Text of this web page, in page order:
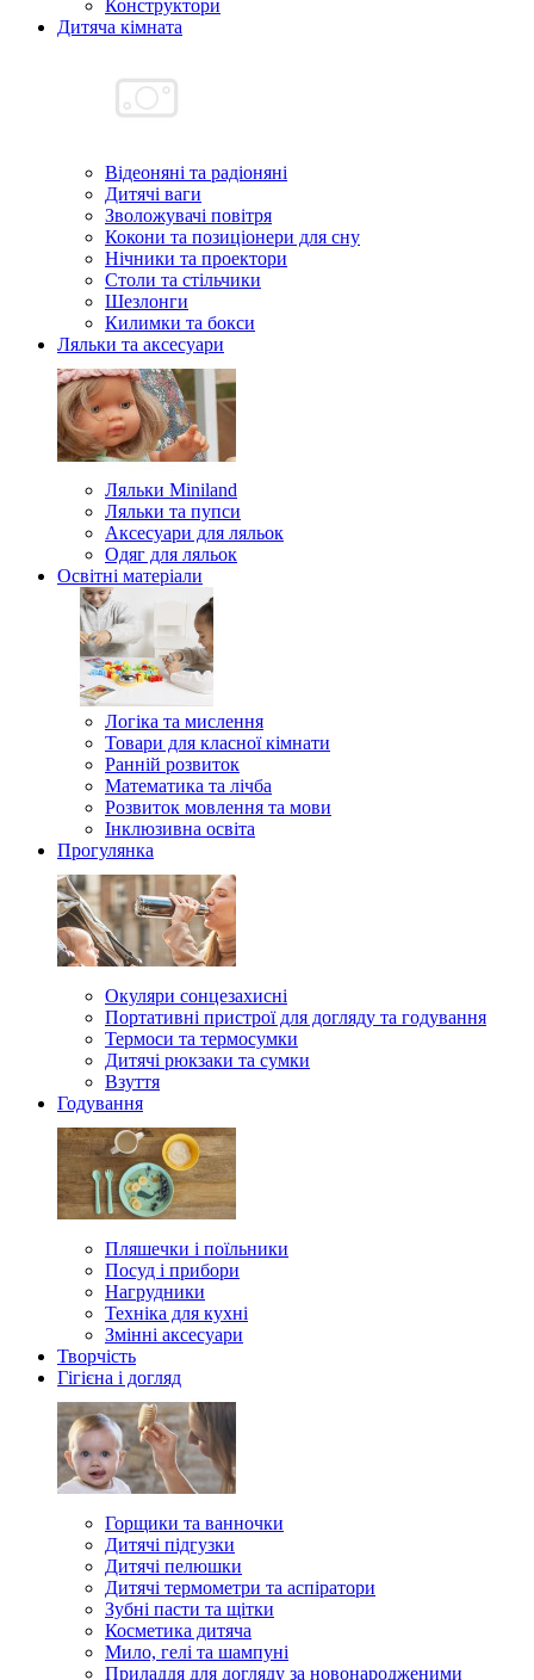
Конструктори
Дитяча кімната
Відеоняні та радіоняні
Дитячі ваги
Зволожувачі повітря
Кокони та позиціонери для сну
Нічники та проектори
Столи та стільчики
Шезлонги
Килимки та бокси
Ляльки та аксесуари
Ляльки Miniland
Ляльки та пупси
Аксесуари для ляльок
Одяг для ляльок
Освітні матеріали
Логіка та мислення
Товари для класної кімнати
Ранній розвиток
Математика та лічба
Розвиток мовлення та мови
Інклюзивна освіта
Прогулянка
Окуляри сонцезахисні
Портативні пристрої для догляду та годування
Термоси та термосумки
Дитячі рюкзаки та сумки
Взуття
Годування
Пляшечки і поїльники
Посуд і прибори
Нагрудники
Техніка для кухні
Змінні аксесуари
Творчість
Гігієна і догляд
Горщики та ванночки
Дитячі підгузки
Дитячі пелюшки
Дитячі термометри та аспіратори
Зубні пасти та щітки
Косметика дитяча
Мило, гелі та шампуні
Приладдя для догляду за новонародженими